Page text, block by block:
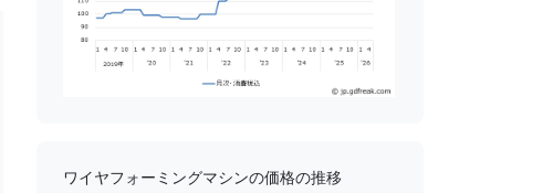
ワイヤフォーミングマシンの価格の推移